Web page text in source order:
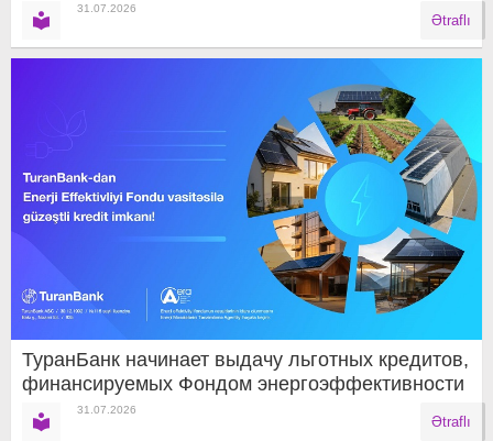
31.07.2026
Ətraflı
ТуранБанк начинает выдачу льготных кредитов,
финансируемых Фондом энергоэффективности
31.07.2026
Ətraflı